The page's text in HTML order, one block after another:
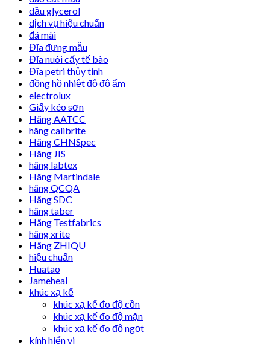
dầu glycerol
dịch vụ hiệu chuẩn
đá mài
Đĩa đựng mẫu
Đĩa nuôi cấy tế bào
Đĩa petri thủy tinh
đồng hồ nhiệt độ độ ẩm
electrolux
Giấy kéo sơn
Hãng AATCC
hãng calibrite
Hãng CHNSpec
Hãng JIS
hãng labtex
Hãng Martindale
hãng QCQA
Hãng SDC
hãng taber
Hãng Testfabrics
hãng xrite
Hãng ZHIQU
hiệu chuẩn
Huatao
Jameheal
khúc xạ kế
khúc xạ kế đo độ cồn
khúc xạ kế đo độ mặn
khúc xạ kế đo độ ngọt
kính hiển vi